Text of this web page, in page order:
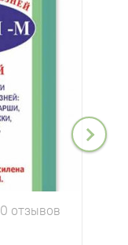
0 отзывов